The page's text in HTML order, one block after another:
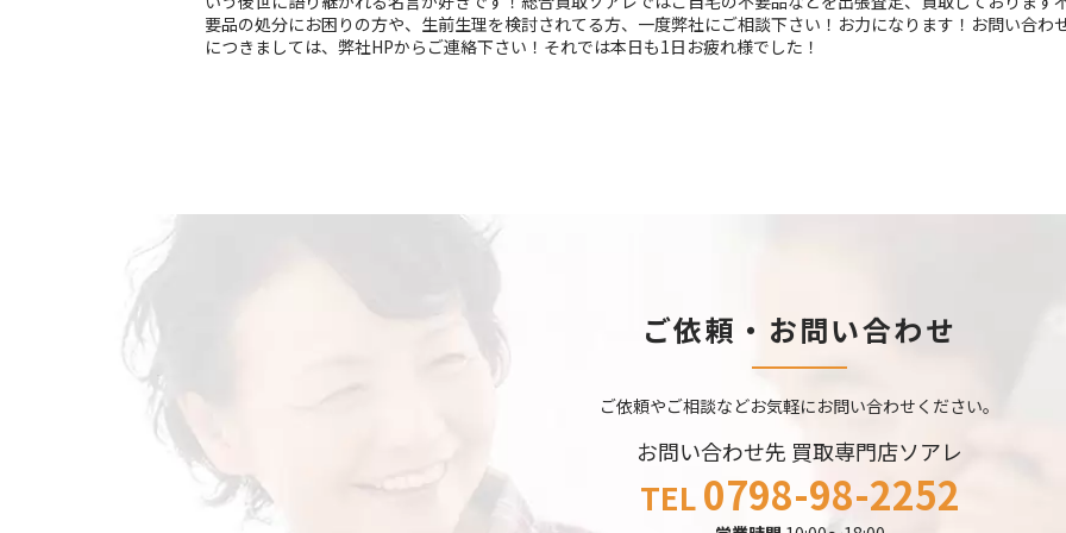
要品の処分にお困りの方や、生前生理を検討されてる方、一度弊社にご相談下さい！お力になります！お問い合わ
につきましては、弊社HPからご連絡下さい！それでは本日も1日お疲れ様でした！
ご依頼・お問い合わせ
ご依頼やご相談などお気軽にお問い合わせください。
お問い合わせ先 買取専門店ソアレ
TEL0798-98-2252